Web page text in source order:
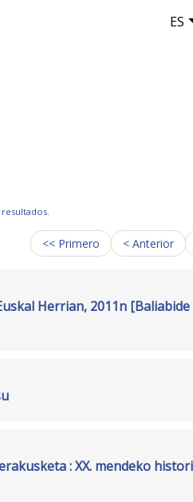
ES
<< Primero < Anterior
Herrian, 2011n
: XX. mendeko